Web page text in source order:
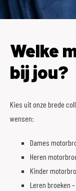
Welke
bij jou?
Kies uit onze brede
wensen:
Dames
Heren
Kinder
Leren broeken